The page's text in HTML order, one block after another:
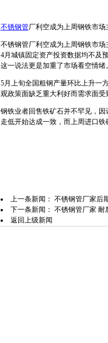
不锈钢管厂利空成为上周钢铁市场
不锈钢管厂利空成为上周钢铁市
4月城镇固定资产投资数据均不及
这一说法更是加重了市场看空情绪
5月上旬全国粗钢产量环比上升一
观政策面缺乏重大利好而需求面
钢铁业者回售铁矿石并不罕见，
走低开始达成一致，而上周进口
上一条新闻： 不锈钢管厂家后
下一条新闻： 不锈钢管厂家 耐
返回上级新闻